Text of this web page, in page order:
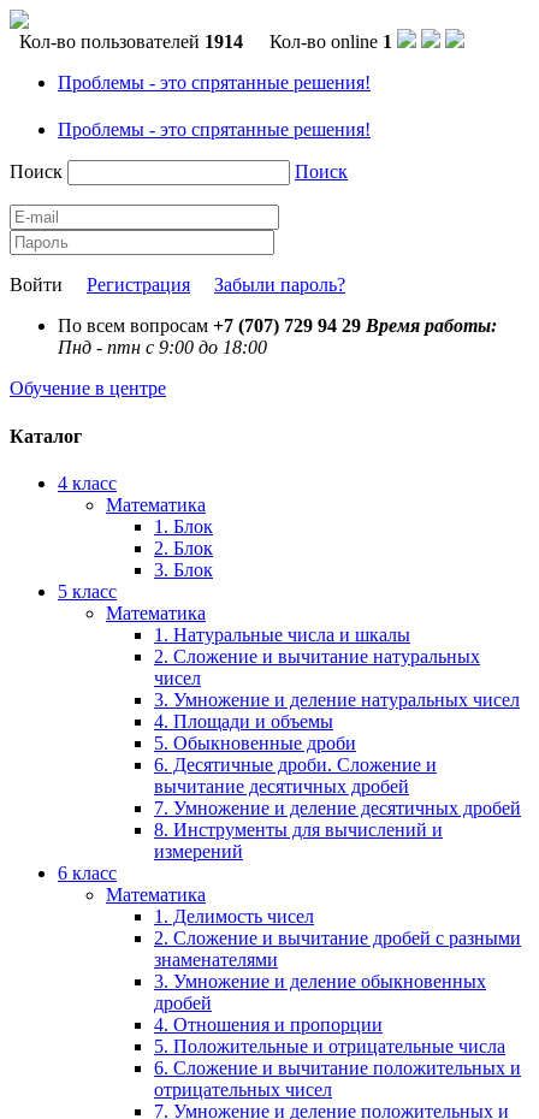
Кол-во пользователей 1914 Кол-во online 1
Проблемы - это спрятанные решения!
Проблемы - это спрятанные решения!
Поиск Поиск
Войти Регистрация
Забыли пароль?
По всем вопросам +7 (707) 729 94 29 Время работы:
Пнд - птн с 9:00 до 18:00
Обучение в центре
Каталог
4 класс
Математика
1. Блок
2. Блок
3. Блок
5 класс
Математика
1. Натуральные числа и шкалы
2. Сложение и вычитание натуральных
чисел
3. Умножение и деление натуральных чисел
4. Площади и объемы
5. Обыкновенные дроби
6. Десятичные дроби. Сложение и
вычитание десятичных дробей
7. Умножение и деление десятичных дробей
8. Инструменты для вычислений и
измерений
6 класс
Математика
1. Делимость чисел
2. Сложение и вычитание дробей с разными
знаменателями
3. Умножение и деление обыкновенных
дробей
4. Отношения и пропорции
5. Положительные и отрицательные числа
6. Сложение и вычитание положительных и
отрицательных чисел
7. Умножение и деление положительных и